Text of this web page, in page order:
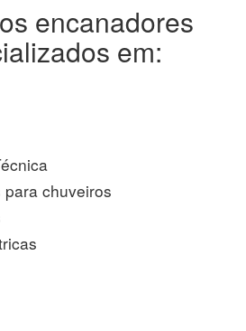
encanadores
em:
chuveiros